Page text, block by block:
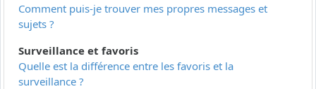
Comment puis-je trouver mes propres messages et
sujets ?
Surveillance et favoris
Quelle est la différence entre les favoris et la
surveillance ?